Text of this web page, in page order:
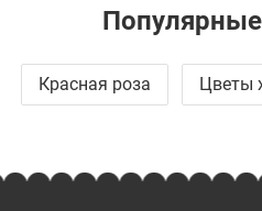
Красная роза Цветы